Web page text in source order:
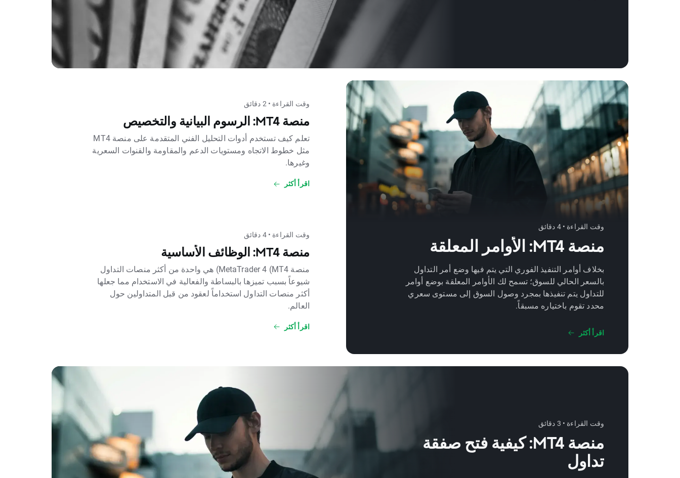
وقت القراءة • 4 دقائق
منصة MT4: الأوامر المعلقة
بخلاف أوامر التنفيذ الفوري التي يتم فيها وضع أمر التداول
بالسعر الحالي للسوق؛ تسمح لك الأوامر المعلقة بوضع أوامر
للتداول يتم تنفيذها بمجرد وصول السوق إلى مستوى سعري
محدد تقوم باختياره مسبقاً.
اقرأ أكثر
وقت القراءة • 2 دقائق
منصة MT4: الرسوم البيانية والتخصيص
تعلم كيف تستخدم أدوات التحليل الفني المتقدمة على منصة MT4
مثل خطوط الاتجاه ومستويات الدعم والمقاومة والقنوات السعرية
وغيرها.
اقرأ أكثر
وقت القراءة • 4 دقائق
منصة MT4: الوظائف الأساسية
منصة MetaTrader 4 (MT4) هي واحدة من أكثر منصات التداول
شيوعاً بسبب تميزها بالبساطة والفعالية في الاستخدام مما جعلها
أكثر منصات التداول استخداماً لعقود من قبل المتداولين حول
العالم.
اقرأ أكثر
وقت القراءة • 3 دقائق
منصة MT4: كيفية فتح صفقة
تداول